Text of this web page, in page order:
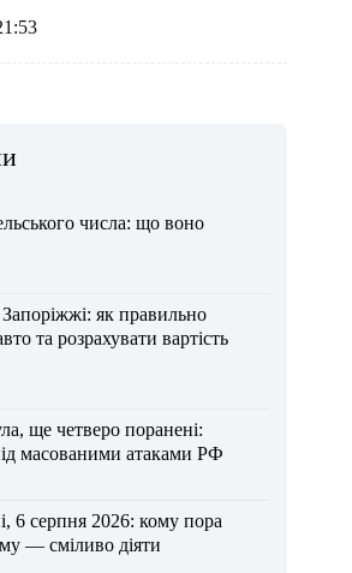
числа: що воно
як правильно
та розрахувати вартість
ще четверо поранені:
масованими атаками РФ
6 серпня 2026: кому пора
— сміливо діяти